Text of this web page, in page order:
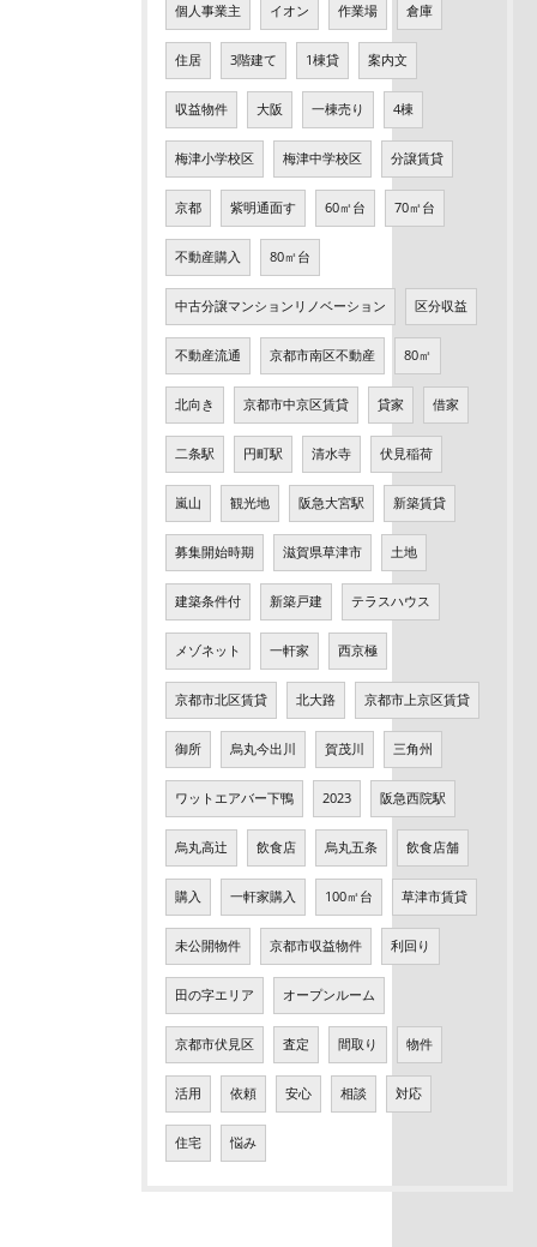
個人事業主 イオン 作業場 倉庫
住居 3階建て 1棟貸 案内文
収益物件 大阪 一棟売り 4棟
梅津小学校区 梅津中学校区 分譲賃貸
京都 紫明通面す 60㎡台 70㎡台
不動産購入 80㎡台
中古分譲マンションリノベーション 区分収益
不動産流通 京都市南区不動産 80㎡
北向き 京都市中京区賃貸 貸家 借家
二条駅 円町駅 清水寺 伏見稲荷
嵐山 観光地 阪急大宮駅 新築賃貸
募集開始時期 滋賀県草津市 土地
建築条件付 新築戸建 テラスハウス
メゾネット 一軒家 西京極
京都市北区賃貸 北大路 京都市上京区賃貸
御所 烏丸今出川 賀茂川 三角州
ワットエアバー下鴨 2023 阪急西院駅
烏丸高辻 飲食店 烏丸五条 飲食店舗
購入 一軒家購入 100㎡台 草津市賃貸
未公開物件 京都市収益物件 利回り
田の字エリア オープンルーム
京都市伏見区 査定 間取り 物件
活用 依頼 安心 相談 対応
住宅 悩み